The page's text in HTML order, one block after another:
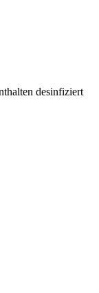
desinfiziert